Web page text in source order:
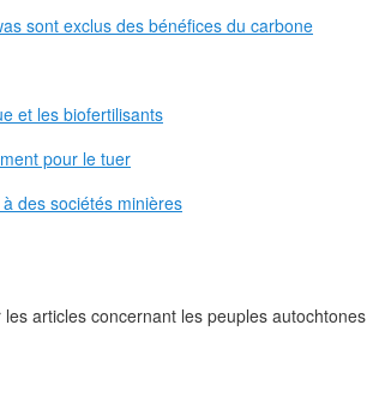
sont exclus des bénéfices du carbone
et les biofertilisants
pour le tuer
des sociétés minières
articles concernant les peuples autochtones